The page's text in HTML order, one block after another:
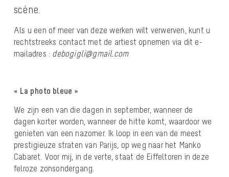
scène.
Als u een of meer van deze werken wilt verwerven, kunt u
rechtstreeks contact met de artiest opnemen via dit e-
mailadres : debogigli@gmail.com
« La photo bleue »
We zijn een van die dagen in september, wanneer de
dagen korter worden, wanneer de hitte komt, waardoor we
genieten van een nazomer. Ik loop in een van de meest
prestigieuze straten van Parijs, op weg naar het Manko
Cabaret. Voor mij, in de verte, staat de Eiffeltoren in deze
felroze zonsondergang.